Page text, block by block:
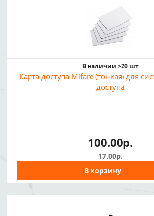
В наличии >20 шт
Карта доступа Mifare (тонкая) для
доступа
100.00р.
17.00р.
В корзину